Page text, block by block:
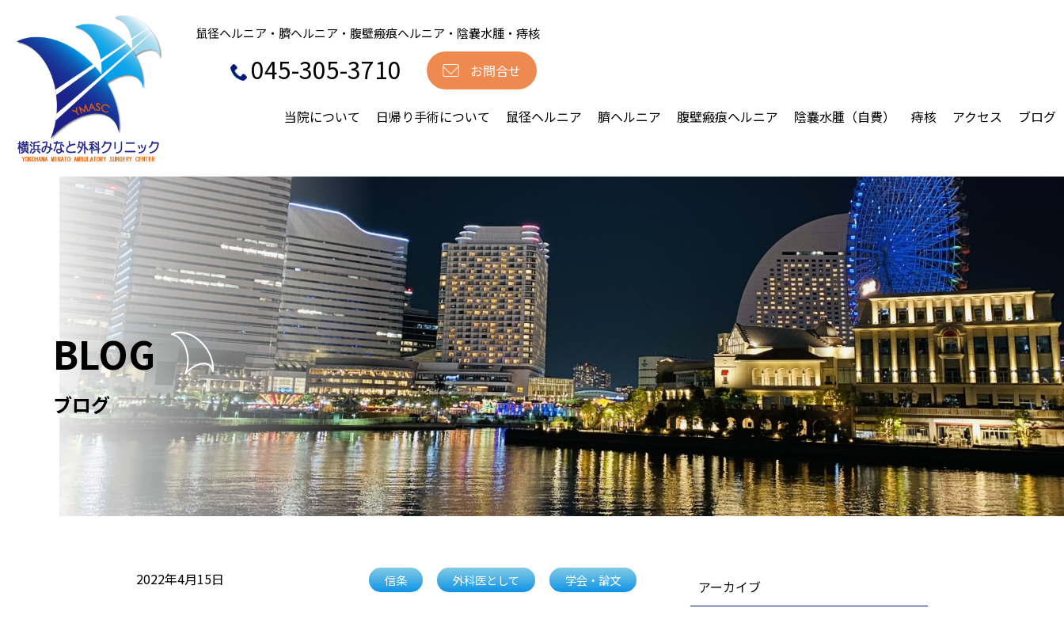
鼠径ヘルニア・臍ヘルニア・腹壁瘢痕ヘルニア・陰嚢水腫・痔核
045-305-3710 お問合せ
当院について 日帰り手術について 鼠径ヘルニア 臍ヘルニア 腹壁瘢痕ヘルニア 陰嚢水腫（自費） 痔核 アクセス ブログ
BLOG
ブログ
2022年4月15日 信条 外科医として 学会・論文 アーカイブ